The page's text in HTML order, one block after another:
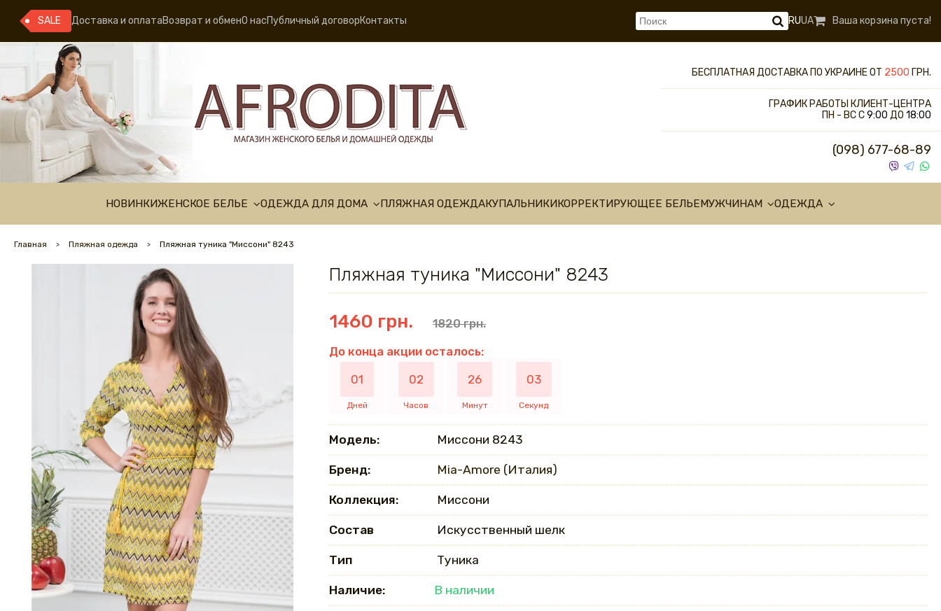
SALE Доставка и оплатаВозврат и обменО насПубличный договорКонтакты RUUA Ваша корзина пуста!
БЕСПЛАТНАЯ ДОСТАВКА ПО УКРАИНЕ ОТ 2500 ГРН.
ГРАФИК РАБОТЫ КЛИЕНТ-ЦЕНТРА
ПН - ВС С9:00 ДО 18:00
(098) 677-68-89
НОВИНКИЖЕНСКОЕ БЕЛЬЕ ОДЕЖДА ДЛЯ ДОМА ПЛЯЖНАЯ ОДЕЖДАКУПАЛЬНИКИКОРРЕКТИРУЮЩЕЕ БЕЛЬЕМУЖЧИНАМ ОДЕЖДА
Главная Пляжная одежда Пляжная туника "Миссони" 8243
Пляжная туника "Миссони" 8243
1460 грн.
1820 грн.
До конца акции осталось:
01
Дней
02
Часов
26
Минут
02
Секунд
Модель: Миссони 8243
Бренд: Mia-Amore (Италия)
Коллекция: Миссони
Состав Искусственный шелк
Тип Туника
Наличие: В наличии